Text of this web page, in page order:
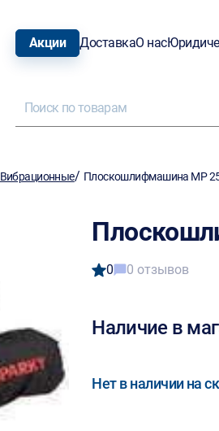
Акции ДоставкаО нас
Вибрационные/ Плоскошлифмашина MP
0 0 отзывов
Наличие в
Нет в наличии на